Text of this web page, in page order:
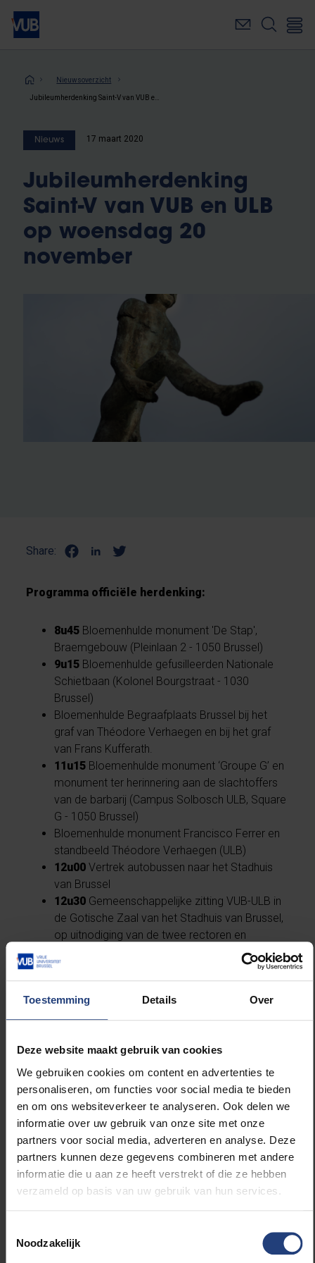
Toestemming Details Over
Deze website maakt gebruik van cookies
We gebruiken cookies om content en advertenties te
personaliseren, om functies voor social media te bieden
en om ons websiteverkeer te analyseren. Ook delen we
informatie over uw gebruik van onze site met onze
partners voor social media, adverteren en analyse. Deze
partners kunnen deze gegevens combineren met andere
informatie die u aan ze heeft verstrekt of die ze hebben
verzameld op basis van uw gebruik van hun services.
Noodzakelijk
Overslaan
naar
inhoudKruimelpad
Nieuwsoverzicht
Nieuws 17 maart 2020
Jubileumherdenking
Saint-V van VUB en ULB
op woensdag 20
november
Share:
Programma officiële herdenking:
8u45 Bloemenhulde monument 'De Stap',
Braemgebouw (Pleinlaan 2 - 1050 Brussel)
9u15 Bloemenhulde gefusilleerden Nationale
Schietbaan (Kolonel Bourgstraat - 1030
Brussel)
Bloemenhulde Begraafplaats Brussel bij het
graf van Théodore Verhaegen en bij het graf
van Frans Kufferath.
11u15 Bloemenhulde monument ‘Groupe G’ en
monument ter herinnering aan de slachtoffers
van de barbarij (Campus Solbosch ULB, Square
G - 1050 Brussel)
Bloemenhulde monument Francisco Ferrer en
standbeeld Théodore Verhaegen (ULB)
12u00Vertrek autobussen naar het Stadhuis
van Brussel
12u30 Gemeenschappelijke zitting VUB-ULB in
de Gotische Zaal van het Stadhuis van Brussel,
op uitnodiging van de twee rectoren en
burgemeester van Brussel Philippe Close
Glas van de Vriendschap in de Militiezaal
verzamelen de studenten van het Brussels Studenten
Cercles étudiants van de ULB zich ’s middags op de
Grote Zavel. Tussen 12u en 17u vieren zij daar
uitbundig feest. Elke studentenkring heeft er zijn eigen
tent. Om 16u vertrekt een optocht te voet van de
Grote Zavel naar het Muntplein. Het eindpunt is dit
jaar verschoven, omdat de Beurs door
Fanfaremuziek zal de optocht begeleiden.